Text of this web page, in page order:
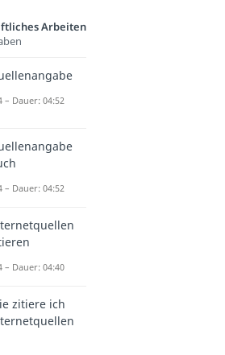
Arbeiten
– Dauer: 04:52
– Dauer: 04:52
– Dauer: 04:40
zitiere ich